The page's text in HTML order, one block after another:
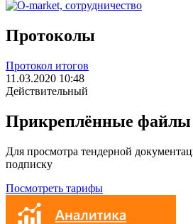
Протоколы
Протокол итогов
11.03.2020 10:48
Действительный
Прикреплённые файлы
Для просмотра тендерной
подписку
Посмотреть тарифы